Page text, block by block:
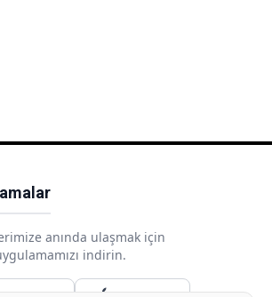
anında ulaşmak için
indirin.